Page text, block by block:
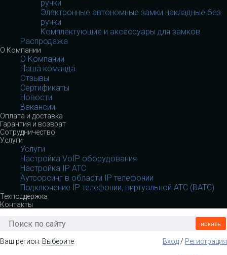
ручки
Электронные автономные замки накладные без
ручки
Комплектующие и аксессуары для замков
Распродажа
О Компании
О Компании
Наша команда
Отзывы
Сертификаты
Новости
Вакансии
Оплата и доставка
Гарантия и возврат
Сотрудничество
Услуги
Услуги
Настройка VoIP оборудования
Настройка IP АТС
Аутсорсинг в области IP телефонии
Подключение IP телефонии, виртуальной АТС (ВАТС)
Техподдержка
Контакты
искать
Ваш регион: Выберите Вход/ Регистрация